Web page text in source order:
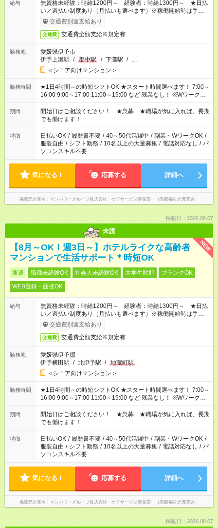
給与
無資格未経験：時給1200円～ 経験者：時給1300円～ ★日払
い／週払い制度あり（月払いも選べます）※稼働開始時は手続き
完了次第のお支払いとなります。
交通費別途支給あり
交通費 交通費全額支給※規定有
勤務地
愛媛県伊予市
伊予上灘駅 / 郡中駅 / 下灘駅 / …
＜シニア向けマンション＞
勤務時間
★1日4時間～の時短シフトOK ★スタート時間選べます！ 7:00～
16:00 9:00～17:00 11:00～19:00 など 残業なし！ ※Wワークの
場合、他のお仕事と合わせ週40時間超の就業はご案内できませ
ん ※法令に基づき、週20時間以上勤務は社会保険への加入対象
となります ※労働者派遣法（日雇い派遣の原則禁止）により、
短時間・短期間の就業はご案内が難しい場合があります
期間
開始日はご相談ください！ ★急募 ★職場が気に入れば、長期
でも働けます！
特徴 日払いOK / 履歴書不要 / 40～50代活躍中 / 副業・WワークOK /
服装自由 / シフト勤務 / 10名以上の大量募集 / 電話対応なし / パ
ソコンスキル不要
気になる！ 応募する 詳細へ
掲載元企業名 マンパワーグループ株式会社 ケアサービス事業部 （医療福祉介護関連）
掲載日：2026.08.07
未読
NEW
【8月～OK！週3日～】ホテルライクな高齢者
マンションで生活サポート＊時短OK
派遣 職種未経験OK 社会人未経験OK 大学生歓迎
ブランクOK
WEB登録・面接OK
給与
無資格未経験：時給1200円～ 経験者：時給1300円～ ★日払
い／週払い制度あり（月払いも選べます）※稼働開始時は手続き
完了次第のお支払いとなります。
交通費別途支給あり
交通費 交通費全額支給※規定有
勤務地
愛媛県伊予郡
伊予横田駅 / 北伊予駅 / 地蔵町駅
＜シニア向けマンション＞
勤務時間
★1日4時間～の時短シフトOK ★スタート時間選べます！ 7:00～
16:00 9:00～17:00 11:00～19:00 など 残業なし！ ※Wワークの
場合、他のお仕事と合わせ週40時間超の就業はご案内できませ
ん ※法令に基づき、週20時間以上勤務は社会保険への加入対象
となります ※労働者派遣法（日雇い派遣の原則禁止）により、
短時間・短期間の就業はご案内が難しい場合があります
期間
開始日はご相談ください！ ★急募 ★職場が気に入れば、長期
でも働けます！
特徴 日払いOK / 履歴書不要 / 40～50代活躍中 / 副業・WワークOK /
服装自由 / シフト勤務 / 10名以上の大量募集 / 電話対応なし / パ
ソコンスキル不要
気になる！ 応募する 詳細へ
掲載元企業名 マンパワーグループ株式会社 ケアサービス事業部 （医療福祉介護関連）
掲載日：2026.08.07